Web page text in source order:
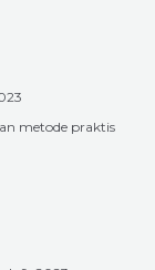
metode praktis